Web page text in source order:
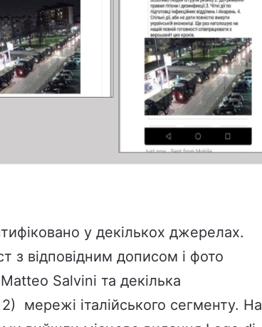
у декількох джерелах.
з відповідним дописом і фото
Salvini та декілька
) мережі італійського сегменту. На